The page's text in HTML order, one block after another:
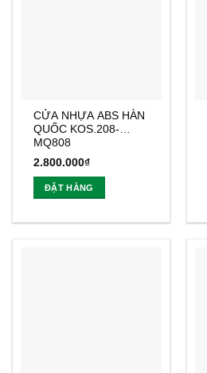
CỬA NHỰA ABS HÀN
QUỐC KOS.208-
MQ808
2.800.000₫
ĐẶT HÀNG